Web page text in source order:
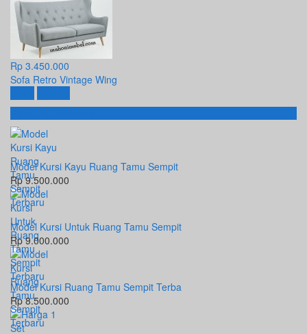
Rp 3.450.000
Sofa Retro Vintage Wing
Produk Terbaru
Model Kursi Kayu Ruang Tamu Sempit
Rp 9.500.000
Model Kursi Untuk Ruang Tamu Sempit
Rp 9.000.000
Model Kursi Ruang Tamu Sempit Terba
Rp 8.500.000